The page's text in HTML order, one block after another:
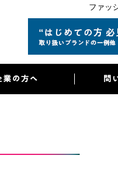
ファッ